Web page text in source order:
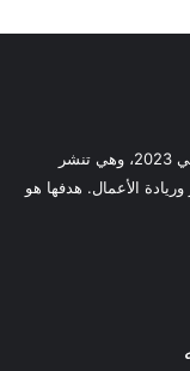
مجلة الإداري هي مجلة رقمية صدرت للمرة الأولى في 2023، وهي تنشر
الأعمال. هدفها هو